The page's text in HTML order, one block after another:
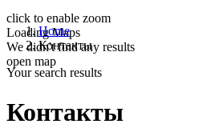
click to enable zoom
Loading Maps
We didn't find any results
open map
Home
Контакты
Your search results
Контакты